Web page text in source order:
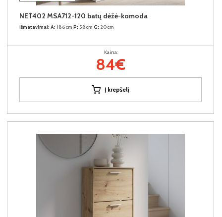
NET402 MSA712-120 batų dėžė-komoda
Išmatavimai: A: 186cm P: 58cm G: 20cm
Kaina:
84€
Į krepšelį